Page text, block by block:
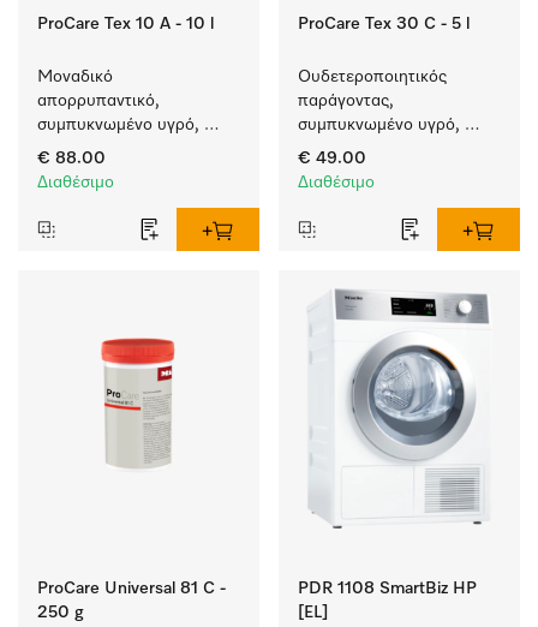
ProCare Tex 10 A - 10 l
Μοναδικό
απορρυπαντικό,
συμπυκνωμένο υγρό,
αλκαλικό, 10 l για πλύση
λευκών και χρωματιστών
€ 88.00
Διαθέσιμο
ProCare Tex 30 C - 5 l
Ουδετεροποιητικός
παράγοντας,
συμπυκνωμένο υγρό,
όξινο, 5 l για απόλυτη
προστασία των
αξιόπιστη
ουδετεροποίηση.
€ 49.00
Διαθέσιμο
ProCare Universal 81 C -
250 g
PDR 1108 SmartBiz HP
[EL]